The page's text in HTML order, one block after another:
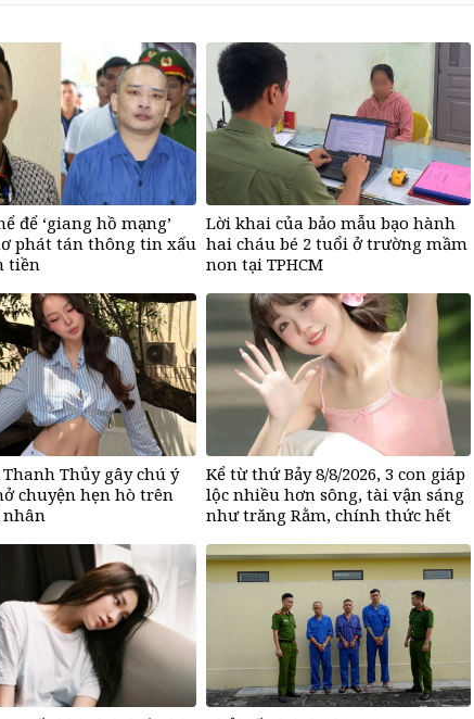
để ‘giang hồ mạng’
phát tán thông tin xấu
tiền
Lời khai của bảo mẫu bạo hành
hai cháu bé 2 tuổi ở trường mầm
non tại TPHCM
Thủy gây chú ý
chuyện hẹn hò trên
Kể từ thứ Bảy 8/8/2026, 3 con giáp
lộc nhiều hơn sông, tài vận sáng
như trăng Rằm, chính thức hết